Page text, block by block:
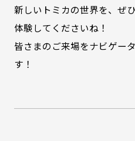
新しいトミカの世界を、ぜ
体験してくださいね！
皆さまのご来場をナビゲー
す！